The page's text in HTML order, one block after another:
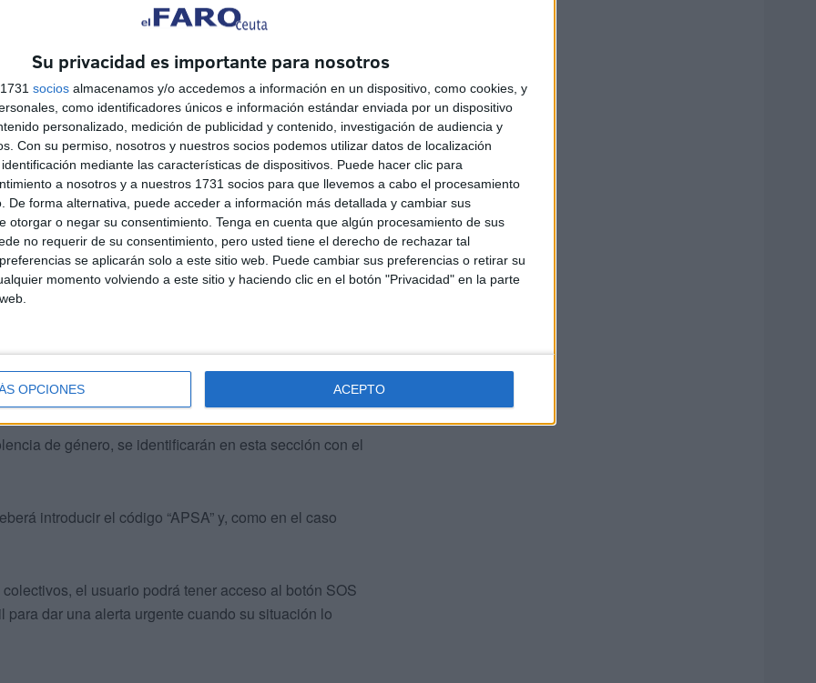
Su privacidad es importante para nosotros
socios almacenamos y/o accedemos a información en un dispositivo, como cookies, y
como identificadores únicos e información estándar enviada por un dispositivo
personalizado, medición de publicidad y contenido, investigación de audiencia y
Con su permiso, nosotros y nuestros socios podemos utilizar datos de localización
mediante las características de dispositivos. Puede hacer clic para
a nosotros y a nuestros 1731 socios para que llevemos a cabo el procesamiento
De forma alternativa, puede acceder a información más detallada y cambiar sus
otorgar o negar su consentimiento. Tenga en cuenta que algún procesamiento de sus
no requerir de su consentimiento, pero usted tiene el derecho de rechazar tal
se aplicarán solo a este sitio web. Puede cambiar sus preferencias o retirar su
momento volviendo a este sitio y haciendo clic en el botón "Privacidad" en la parte
OPCIONES ACEPTO
deberá tener instalada la app y validar su
DATOS, en la pestaña MÁS de AlertCops, para
correspondiente.
de género, se identificarán en esta sección con el
introducir el código “APSA” y, como en el caso
el usuario podrá tener acceso al botón SOS
dar una alerta urgente cuando su situación lo